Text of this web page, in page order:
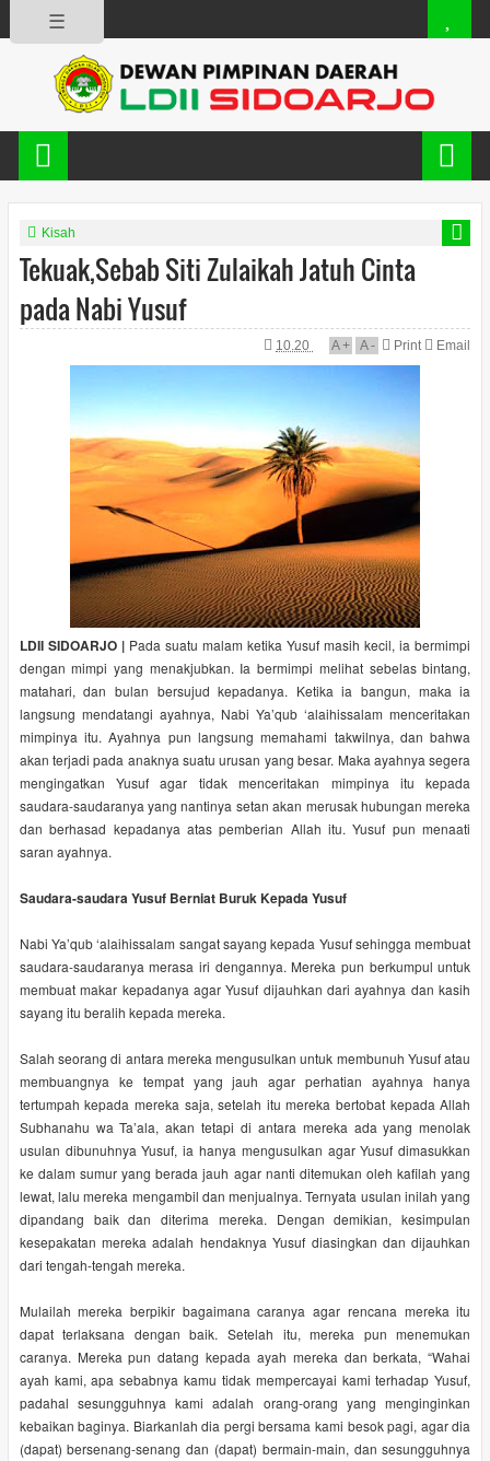
☰
Kisah
Tekuak,Sebab Siti Zulaikah Jatuh Cinta
pada Nabi Yusuf
10.20 A+ A- Print Email
LDII SIDOARJO | Pada suatu malam ketika Yusuf masih kecil, ia bermimpi
dengan mimpi yang menakjubkan. Ia bermimpi melihat sebelas bintang,
matahari, dan bulan bersujud kepadanya. Ketika ia bangun, maka ia
langsung mendatangi ayahnya, Nabi Ya’qub ‘alaihissalam menceritakan
mimpinya itu. Ayahnya pun langsung memahami takwilnya, dan bahwa
akan terjadi pada anaknya suatu urusan yang besar. Maka ayahnya segera
mengingatkan Yusuf agar tidak menceritakan mimpinya itu kepada
saudara-saudaranya yang nantinya setan akan merusak hubungan mereka
dan berhasad kepadanya atas pemberian Allah itu. Yusuf pun menaati
saran ayahnya.
Saudara-saudara Yusuf Berniat Buruk Kepada Yusuf
Nabi Ya’qub ‘alaihissalam sangat sayang kepada Yusuf sehingga membuat
saudara-saudaranya merasa iri dengannya. Mereka pun berkumpul untuk
membuat makar kepadanya agar Yusuf dijauhkan dari ayahnya dan kasih
sayang itu beralih kepada mereka.
Salah seorang di antara mereka mengusulkan untuk membunuh Yusuf atau
membuangnya ke tempat yang jauh agar perhatian ayahnya hanya
tertumpah kepada mereka saja, setelah itu mereka bertobat kepada Allah
Subhanahu wa Ta’ala, akan tetapi di antara mereka ada yang menolak
usulan dibunuhnya Yusuf, ia hanya mengusulkan agar Yusuf dimasukkan
ke dalam sumur yang berada jauh agar nanti ditemukan oleh kafilah yang
lewat, lalu mereka mengambil dan menjualnya. Ternyata usulan inilah yang
dipandang baik dan diterima mereka. Dengan demikian, kesimpulan
kesepakatan mereka adalah hendaknya Yusuf diasingkan dan dijauhkan
dari tengah-tengah mereka.
Mulailah mereka berpikir bagaimana caranya agar rencana mereka itu
dapat terlaksana dengan baik. Setelah itu, mereka pun menemukan
caranya. Mereka pun datang kepada ayah mereka dan berkata, “Wahai
ayah kami, apa sebabnya kamu tidak mempercayai kami terhadap Yusuf,
padahal sesungguhnya kami adalah orang-orang yang menginginkan
kebaikan baginya. Biarkanlah dia pergi bersama kami besok pagi, agar dia
(dapat) bersenang-senang dan (dapat) bermain-main, dan sesungguhnya